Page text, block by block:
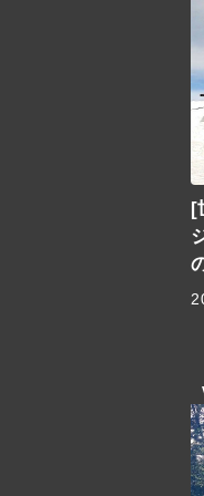
[